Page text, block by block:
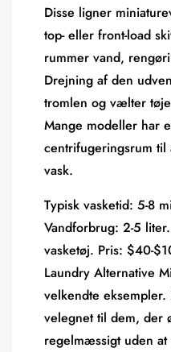
Disse ligner
top- eller front-load
rummer vand,
Drejning af den
tromlen og vælter
Mange modeller har
centrifugeringsrum
vask.
Typisk vasketid: 5-8
Vandforbrug: 2-5 liter.
vasketøj. Pris: $40-
Laundry Alternative
velkendte
velegnet til dem, der
regelmæssigt uden